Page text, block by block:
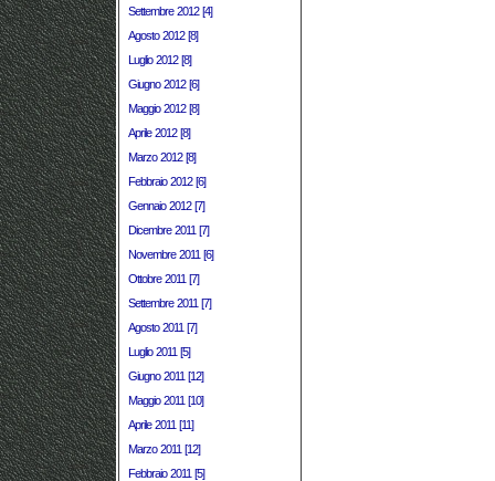
Settembre 2012 [4]
Agosto 2012 [8]
Luglio 2012 [8]
Giugno 2012 [6]
Maggio 2012 [8]
Aprile 2012 [8]
Marzo 2012 [8]
Febbraio 2012 [6]
Gennaio 2012 [7]
Dicembre 2011 [7]
Novembre 2011 [6]
Ottobre 2011 [7]
Settembre 2011 [7]
Agosto 2011 [7]
Luglio 2011 [5]
Giugno 2011 [12]
Maggio 2011 [10]
Aprile 2011 [11]
Marzo 2011 [12]
Febbraio 2011 [5]